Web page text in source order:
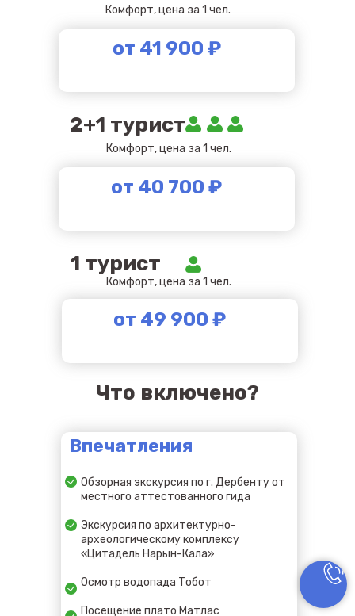
Впечатления
Обзорная экскурсия по г. Дербенту от
местного аттестованного гида
Экскурсия по архитектурно-
археологическому комплексу
«Цитадель Нарын-Кала»
Осмотр водопада Тобот
Посещение плато Матлас
Комфорт, цена за 1 чел.
от 41 900 ₽
2+1 турист
Комфорт, цена за 1 чел.
от 40 700 ₽
1 турист
Комфорт, цена за 1 чел.
от 49 900 ₽
Что включено?